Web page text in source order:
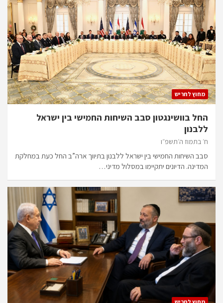
מחוץ לחריש
החל בוושינגטון סבב השיחות החמישי בין ישראל
ללבנון
ח׳ בתמוז ה׳תשפ״ו
סבב השיחות החמישי בין ישראל ללבנון בתיווך ארה”ב החל כעת במחלקת
המדינה. הדיונים יתקיימו במסלול מדיני…